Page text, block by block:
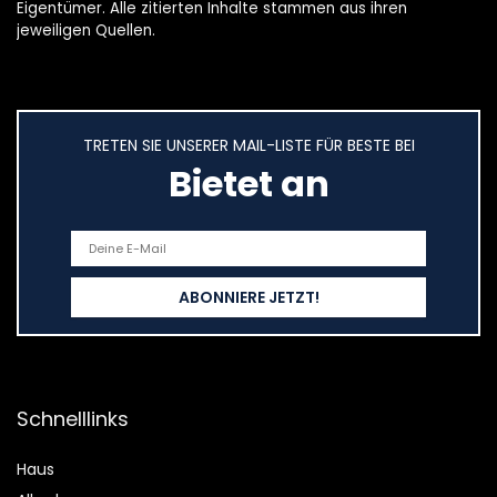
Eigentümer. Alle zitierten Inhalte stammen aus ihren
jeweiligen Quellen.
TRETEN SIE UNSERER MAIL-LISTE FÜR BESTE BEI
Bietet an
Schnelllinks
Haus